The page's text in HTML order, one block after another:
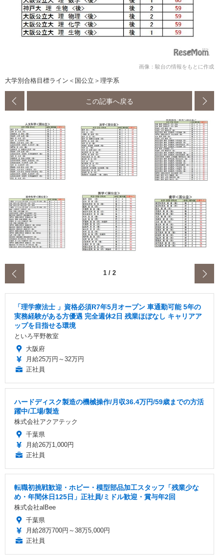
画像：駿台の情報をもとに作成
大学別合格目標ライン＜国公立＞理学系
この記事へ戻る
1 / 2
「理学療法士 」資格必須R7年5月オープン 車通勤可能 5年の
実務経験がある方優遇 完全週休2日 残業ほぼなし キャリアア
ップを目指せる環境
といろ平野教室
大阪府
月給25万円～32万円
正社員
ハードディスク製造の機械操作/月収36.4万円/59歳までの方活
躍中/工場/製造
株式会社アクアテック
千葉県
月給26万1,000円
正社員
転職初挑戦歓迎・ホビー・模型部品加工スタッフ「残業少な
め・年間休日125日」正社員/ミドル歓迎・賞与年2回
株式会社alBee
千葉県
月給28万700円～38万5,000円
正社員